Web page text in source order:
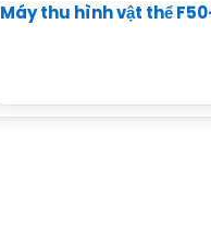
Máy thu hình vật thể